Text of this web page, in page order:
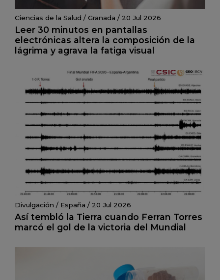
Ciencias de la Salud / Granada / 20 Jul 2026
Leer 30 minutos en pantallas
electrónicas altera la composición de la
lágrima y agrava la fatiga visual
Divulgación / España / 20 Jul 2026
Así tembló la Tierra cuando Ferran Torres
marcó el gol de la victoria del Mundial